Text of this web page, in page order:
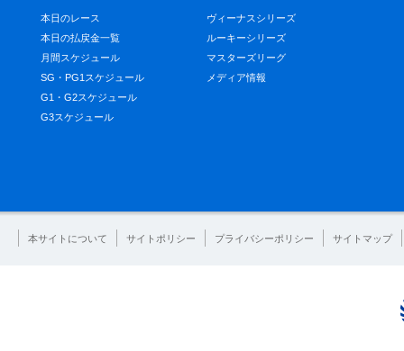
本日のレース
本日の払戻金一覧
月間スケジュール
SG・PG1スケジュール
G1・G2スケジュール
G3スケジュール
ヴィーナスシリーズ
ルーキーシリーズ
マスターズリーグ
メディア情報
本サイトについて サイトポリシー プライバシーポリシー サイトマップ